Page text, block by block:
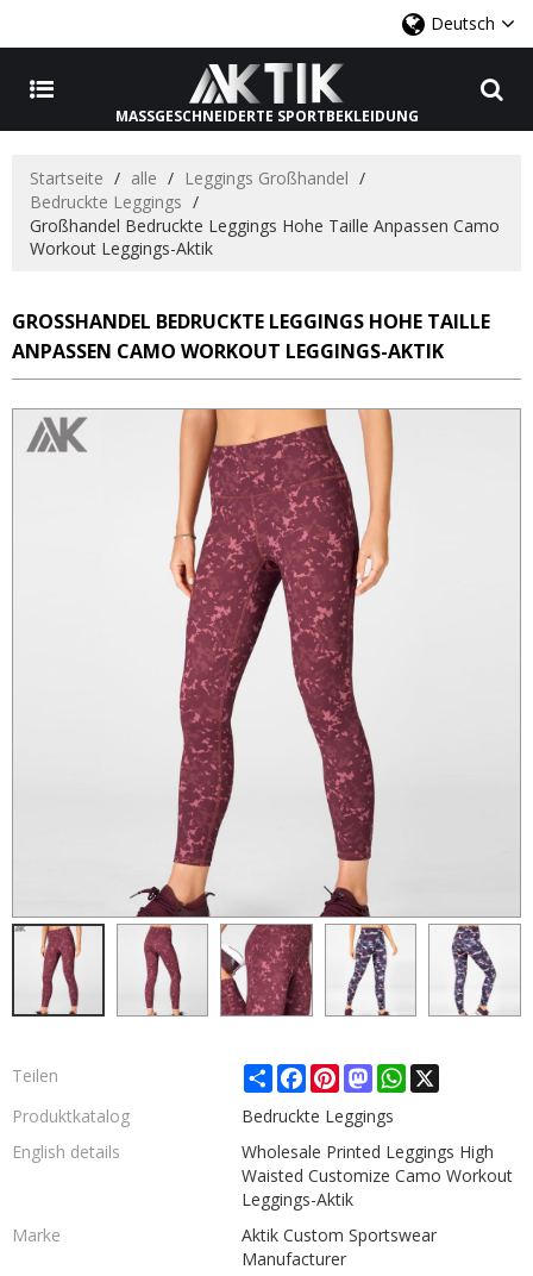
Deutsch
MASSGESCHNEIDERTE SPORTBEKLEIDUNG
Startseite / alle / Leggings Großhandel /
Bedruckte Leggings /
Großhandel Bedruckte Leggings Hohe Taille Anpassen Camo
Workout Leggings-Aktik
GROSSHANDEL BEDRUCKTE LEGGINGS HOHE TAILLE A
NPASSEN CAMO WORKOUT LEGGINGS-AKTIK
Teilen ShareFacebook
PinterestMastodonWhatsApp
X
Produktkatalog
Bedruckte Leggings
English details
Wholesale Printed Leggings High
Waisted Customize Camo Workout
Leggings-Aktik
Marke
Aktik Custom Sportswear
Manufacturer